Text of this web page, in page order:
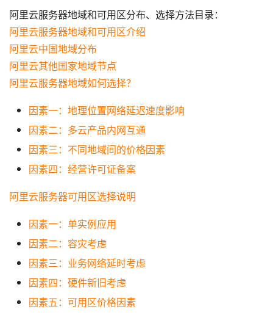
阿里云服务器地域和可用区分布、选择方法目录：
阿里云服务器地域和可用区介绍
阿里云中国地域分布
阿里云其他国家地域节点
阿里云服务器地域如何选择？
因素一：地理位置网络延迟速度影响
因素二：多云产品内网互通
因素三：不同地域间的价格因素
因素四：经营许可证备案
阿里云服务器可用区选择说明
因素一：单实例应用
因素二：容灾考虑
因素三：业务网络延时考虑
因素四：硬件新旧考虑
因素五：可用区价格因素